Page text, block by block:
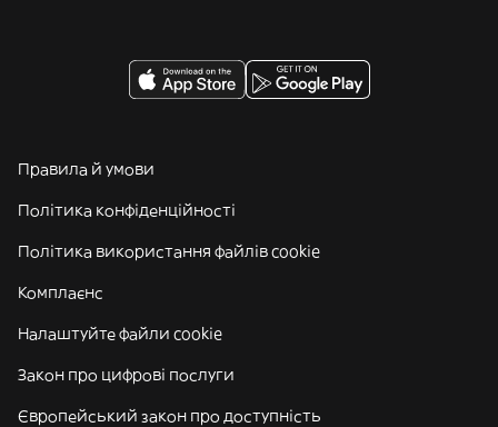
Правила й умови
Політика конфіденційності
Політика використання файлів cookie
Комплаєнс
Налаштуйте файли cookie
Закон про цифрові послуги
Європейський закон про доступність